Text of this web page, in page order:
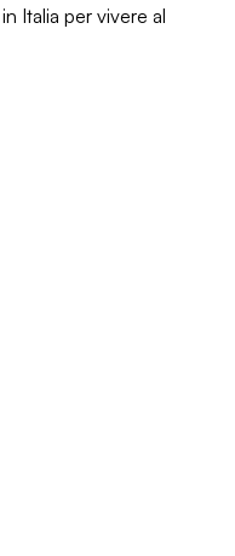
Italia per vivere al